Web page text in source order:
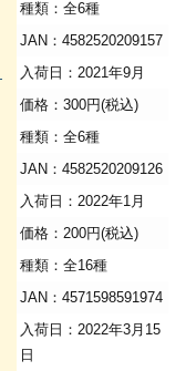
種類：全6種
JAN：4582520209157
入荷日：2021年9月
価格：300円(税込)
種類：全6種
JAN：4582520209126
入荷日：2022年1月
価格：200円(税込)
種類：全16種
JAN：4571598591974
入荷日：2022年3月15
日